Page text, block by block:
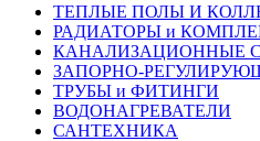
ТЕПЛЫЕ ПОЛЫ И
РАДИАТОРЫ и
КАНАЛИЗАЦИОННЫЕ
ЗАПОРНО-
ТРУБЫ и ФИТИНГИ
ВОДОНАГРЕВАТЕЛИ
САНТЕХНИКА